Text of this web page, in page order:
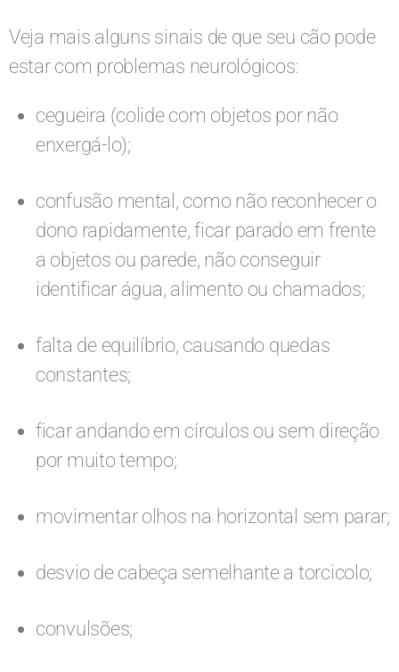
Veja mais alguns sinais de que seu cão pode
estar com problemas neurológicos:
cegueira (colide com objetos por não
enxergá-lo);
confusão mental, como não reconhecer o
dono rapidamente, ficar parado em frente
a objetos ou parede, não conseguir
identificar água, alimento ou chamados;
falta de equilíbrio, causando quedas
constantes;
ficar andando em círculos ou sem direção
por muito tempo;
movimentar olhos na horizontal sem parar;
desvio de cabeça semelhante a torcicolo;
convulsões;